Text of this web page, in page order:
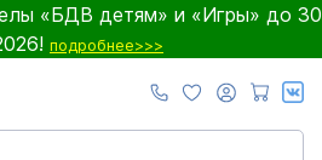
«БДВ детям» и «Игры» до 30
подробнее>>>